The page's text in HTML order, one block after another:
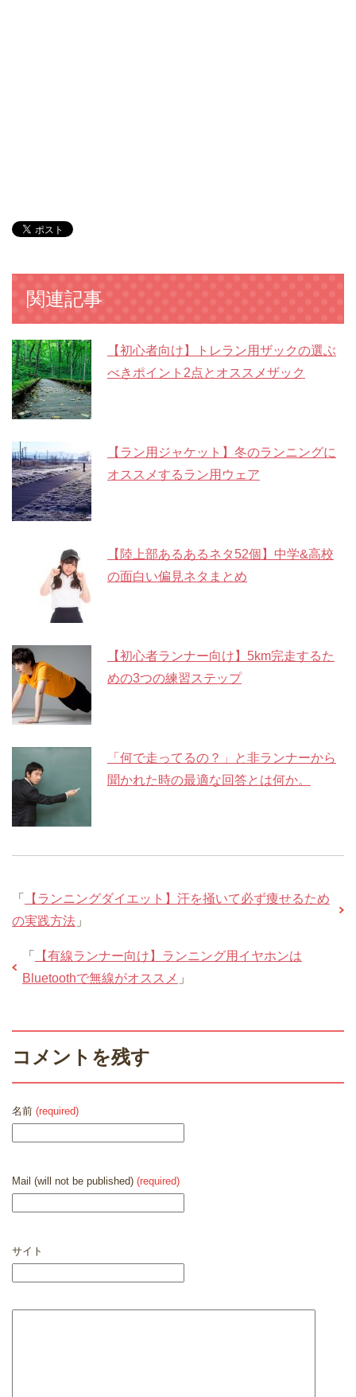
関連記事
【初心者向け】トレラン用ザックの選ぶ
べきポイント2点とオススメザック
【ラン用ジャケット】冬のランニングに
オススメするラン用ウェア
【陸上部あるあるネタ52個】中学&高校
の面白い偏見ネタまとめ
【初心者ランナー向け】5km完走するた
めの3つの練習ステップ
「何で走ってるの？」と非ランナーから
聞かれた時の最適な回答とは何か。
「
【ランニングダイエット】汗を掻いて必ず痩せるため
の実践方法 」
「
【有線ランナー向け】ランニング用イヤホンは
Bluetoothで無線がオススメ 」
コメントを残す
名前 (required)
Mail (will not be published) (required)
サイト